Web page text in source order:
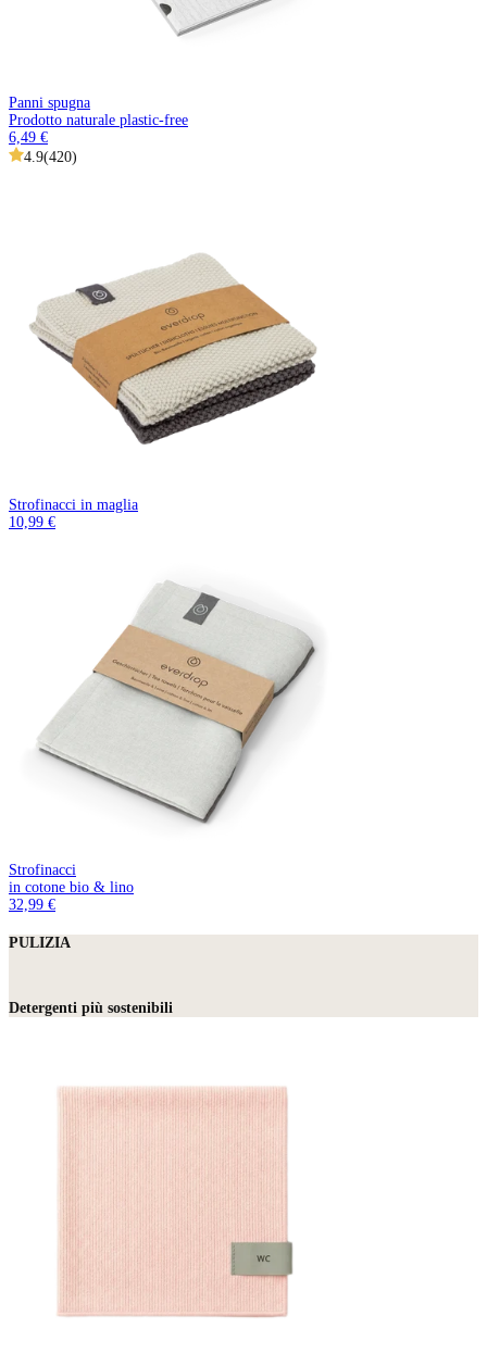
Panni spugna
Prodotto naturale plastic-free
6,49 €
4.9(420)
Strofinacci in maglia
10,99 €
Strofinacci
in cotone bio & lino
32,99 €
PULIZIA
Detergenti più sostenibili